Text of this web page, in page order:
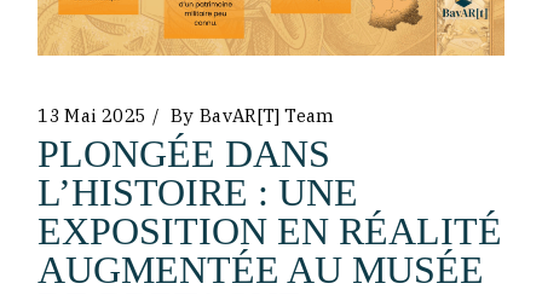
13 Mai 2025 By BavAR[t] Team
PLONGÉE DANS
L’HISTOIRE : UNE
EXPOSITION EN RÉALITÉ
AUGMENTÉE AU MUSÉE